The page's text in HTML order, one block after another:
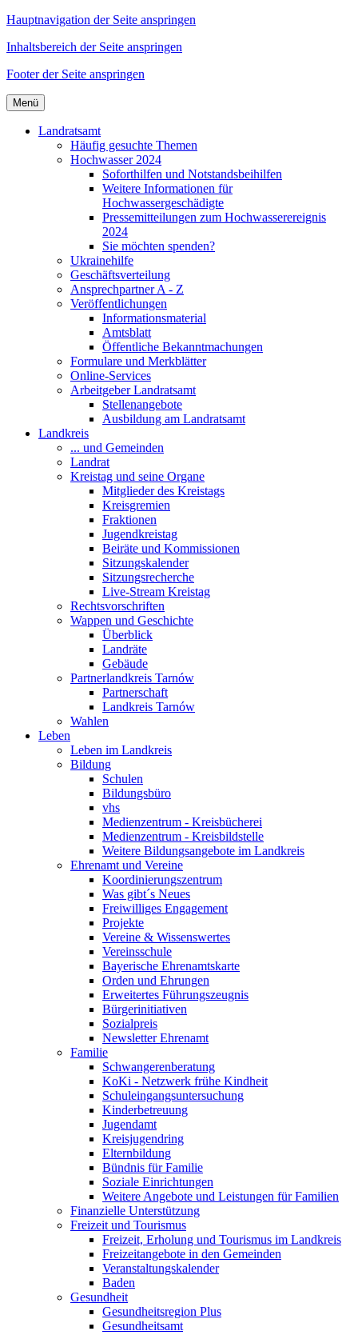
Hauptnavigation der Seite anspringen
Inhaltsbereich der Seite anspringen
Footer der Seite anspringen
Menü
Landratsamt
Häufig gesuchte Themen
Hochwasser 2024
Soforthilfen und Notstandsbeihilfen
Weitere Informationen für
Hochwassergeschädigte
Pressemitteilungen zum Hochwasserereignis
2024
Sie möchten spenden?
Ukrainehilfe
Geschäftsverteilung
Ansprechpartner A - Z
Veröffentlichungen
Informationsmaterial
Amtsblatt
Öffentliche Bekanntmachungen
Formulare und Merkblätter
Online-Services
Arbeitgeber Landratsamt
Stellenangebote
Ausbildung am Landratsamt
Landkreis
... und Gemeinden
Landrat
Kreistag und seine Organe
Mitglieder des Kreistags
Kreisgremien
Fraktionen
Jugendkreistag
Beiräte und Kommissionen
Sitzungskalender
Sitzungsrecherche
Live-Stream Kreistag
Rechtsvorschriften
Wappen und Geschichte
Überblick
Landräte
Gebäude
Partnerlandkreis Tarnów
Partnerschaft
Landkreis Tarnów
Wahlen
Leben
Leben im Landkreis
Bildung
Schulen
Bildungsbüro
vhs
Medienzentrum - Kreisbücherei
Medienzentrum - Kreisbildstelle
Weitere Bildungsangebote im Landkreis
Ehrenamt und Vereine
Koordinierungszentrum
Was gibt´s Neues
Freiwilliges Engagement
Projekte
Vereine & Wissenswertes
Vereinsschule
Bayerische Ehrenamtskarte
Orden und Ehrungen
Erweitertes Führungszeugnis
Bürgerinitiativen
Sozialpreis
Newsletter Ehrenamt
Familie
Schwangerenberatung
KoKi - Netzwerk frühe Kindheit
Schuleingangsuntersuchung
Kinderbetreuung
Jugendamt
Kreisjugendring
Elternbildung
Bündnis für Familie
Soziale Einrichtungen
Weitere Angebote und Leistungen für Familien
Finanzielle Unterstützung
Freizeit und Tourismus
Freizeit, Erholung und Tourismus im Landkreis
Freizeitangebote in den Gemeinden
Veranstaltungskalender
Baden
Gesundheit
Gesundheitsregion Plus
Gesundheitsamt